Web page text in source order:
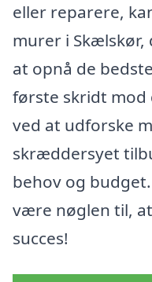
eller reparere,
murer i
at opnå de
første skridt mod
ved at udforske
skræddersyet
behov og
være nøglen til,
succes!